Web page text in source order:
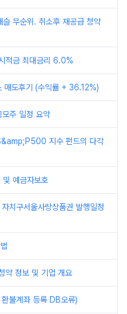
슬 무순위. 취소후 재공급 청약
적금 최대금리 6.0%
매도후기 (수익률 + 36.12%)
주 일정 요약
지수 펀드의 다각
예금자보호
치구서울사랑상품권 발행일정
약 정보 및 기업 개요
불계좌 등록 DB오류)